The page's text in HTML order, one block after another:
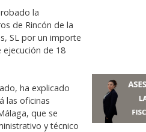
la
de Rincón de la
SL por un importe
ejecución de 18
ha explicado
las oficinas
que se
y técnico